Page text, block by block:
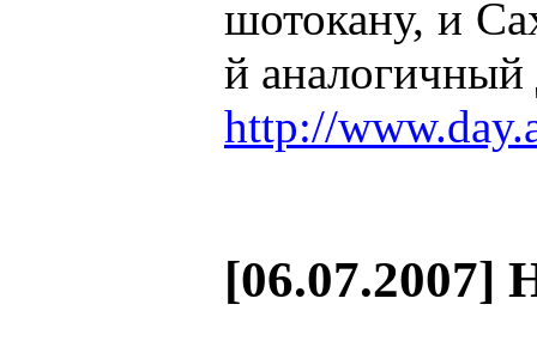
шотокану, и
й аналогичный
http://
[06.07.2007]